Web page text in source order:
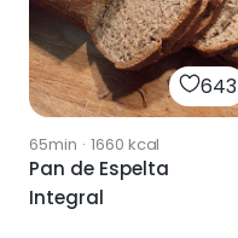
643
65min · 1660 kcal
Pan de Espelta
Integral